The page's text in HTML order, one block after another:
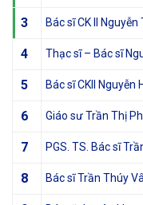
3 Bác sĩ CK II
4 Thạc sĩ – Bác sĩ
5 Bác sĩ CKII Nguyễn
6 Giáo sư Trần Thị
7 PGS. TS. Bác sĩ
8 Bác sĩ Trần Thúy